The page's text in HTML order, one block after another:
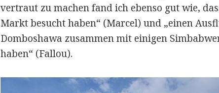
vertraut zu machen fand ich ebenso gut wie,
Markt besucht haben“ (Marcel) und „einen
Domboshawa zusammen mit einigen
haben“ (Fallou).